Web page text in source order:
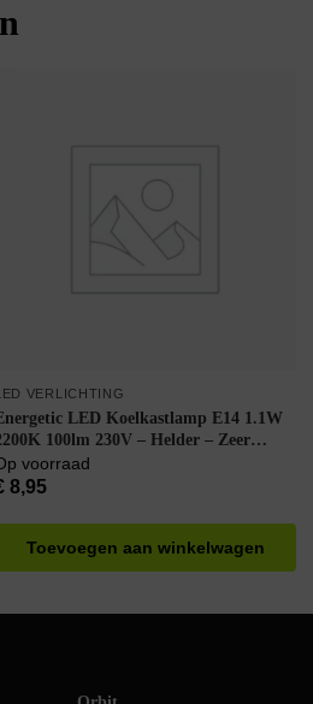
VERLICHTING
LED Koelkastlamp E14 1.1W
100lm 230V – Helder – Zeer
Wit
voorraad
8,95
Toevoegen aan winkelwagen